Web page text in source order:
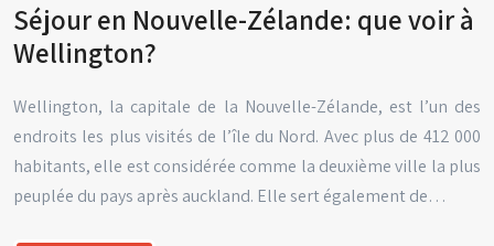
Séjour en Nouvelle-Zélande: que voir à
Wellington?
Wellington, la capitale de la Nouvelle-Zélande, est l’un des
endroits les plus visités de l’île du Nord. Avec plus de 412 000
habitants, elle est considérée comme la deuxième ville la plus
peuplée du pays après auckland. Elle sert également de…